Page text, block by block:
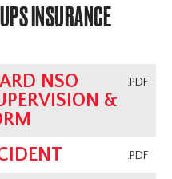
INSURANCE
.PDF
NSO
&
.PDF